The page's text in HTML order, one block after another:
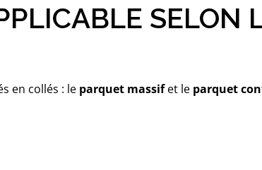
SELON
en collés : le parquet massifet le parquet